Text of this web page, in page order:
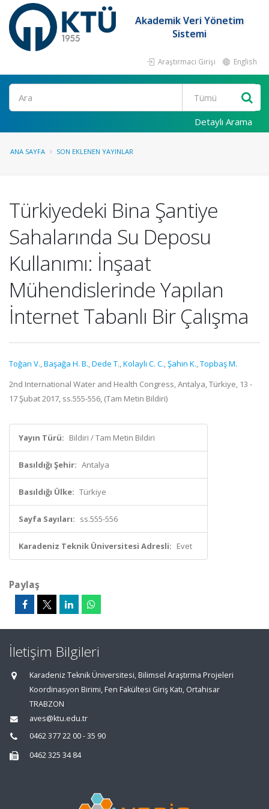
Akademik Veri Yönetim
Sistemi
Araştırmacı Girişi English
Ara
Detaylı Arama
ANA SAYFA SON EKLENEN YAYINLAR
Türkiyedeki Bina Şantiye
Sahalarında Su Deposu
Kullanımı: İnşaat
Mühendislerinde Yapılan
İnternet Tabanlı Bir Çalışma
Toğan V.,Başağa H. B.,Dede T.,Kolaylı C. C.,Şahin K.,Topbaş M.
2nd International Water and Health Congress, Antalya, Türkiye, 13 -
17 Şubat 2017, ss.555-556, (Tam Metin Bildiri)
Yayın Türü: Bildiri / Tam Metin Bildiri
Basıldığı Şehir: Antalya
Basıldığı Ülke: Türkiye
Sayfa Sayıları: ss.555-556
Karadeniz Teknik Üniversitesi Adresli: Evet
Paylaş
İletişim Bilgileri
Karadeniz Teknik Üniversitesi, Bilimsel Araştırma Projeleri
Koordinasyon Birimi, Fen Fakültesi Giriş Katı, Ortahisar
TRABZON
aves@ktu.edu.tr
0462 377 22 00 - 35 90
0462 325 34 84